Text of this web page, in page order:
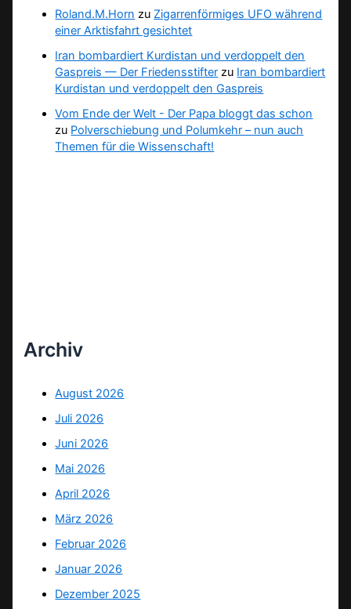
Roland.M.Horn zu Zigarrenförmiges UFO während
einer Arktisfahrt gesichtet
Iran bombardiert Kurdistan und verdoppelt den
Gaspreis — Der Friedensstifter zu Iran bombardiert
Kurdistan und verdoppelt den Gaspreis
Vom Ende der Welt - Der Papa bloggt das schon
zu Polverschiebung und Polumkehr – nun auch
Themen für die Wissenschaft!
Archiv
August 2026
Juli 2026
Juni 2026
Mai 2026
April 2026
März 2026
Februar 2026
Januar 2026
Dezember 2025